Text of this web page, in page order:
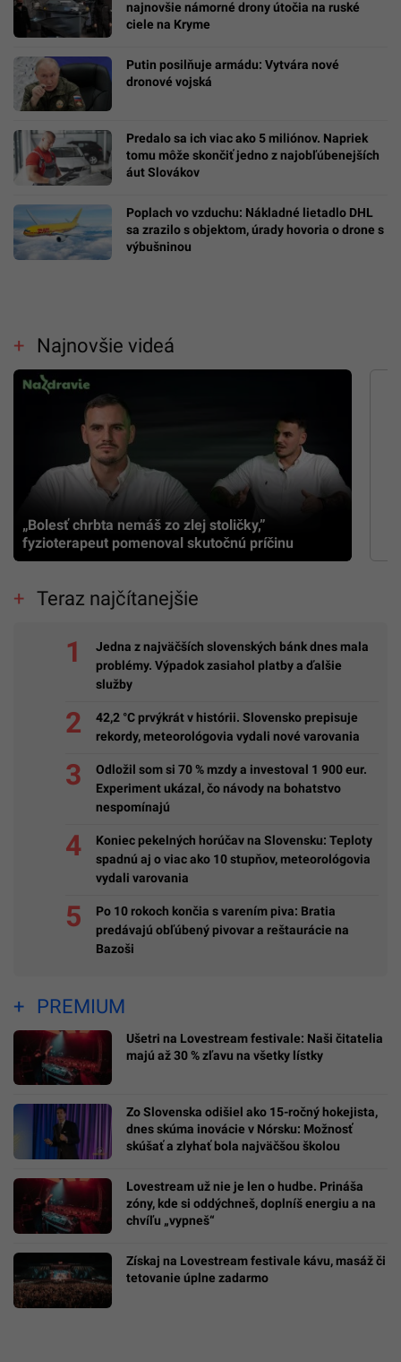
najnovšie námorné drony útočia na ruské
ciele na Kryme
Putin posilňuje armádu: Vytvára nové
dronové vojská
Predalo sa ich viac ako 5 miliónov. Napriek
tomu môže skončiť jedno z najobľúbenejších
áut Slovákov
Poplach vo vzduchu: Nákladné lietadlo DHL
sa zrazilo s objektom, úrady hovoria o drone s
výbušninou
Najnovšie videá
„Bolesť chrbta nemáš zo zlej stoličky,”
fyzioterapeut pomenoval skutočnú príčinu
Teraz najčítanejšie
Jedna z najväčších slovenských bánk dnes mala
problémy. Výpadok zasiahol platby a ďalšie
služby
42,2 °C prvýkrát v histórii. Slovensko prepisuje
rekordy, meteorológovia vydali nové varovania
Odložil som si 70 % mzdy a investoval 1 900 eur.
Experiment ukázal, čo návody na bohatstvo
nespomínajú
Koniec pekelných horúčav na Slovensku: Teploty
spadnú aj o viac ako 10 stupňov, meteorológovia
vydali varovania
Po 10 rokoch končia s varením piva: Bratia
predávajú obľúbený pivovar a reštaurácie na
Bazoši
PREMIUM
Ušetri na Lovestream festivale: Naši čitatelia
majú až 30 % zľavu na všetky lístky
Zo Slovenska odišiel ako 15-ročný hokejista,
dnes skúma inovácie v Nórsku: Možnosť
skúšať a zlyhať bola najväčšou školou
Lovestream už nie je len o hudbe. Prináša
zóny, kde si oddýchneš, doplníš energiu a na
chvíľu „vypneš“
Získaj na Lovestream festivale kávu, masáž či
tetovanie úplne zadarmo